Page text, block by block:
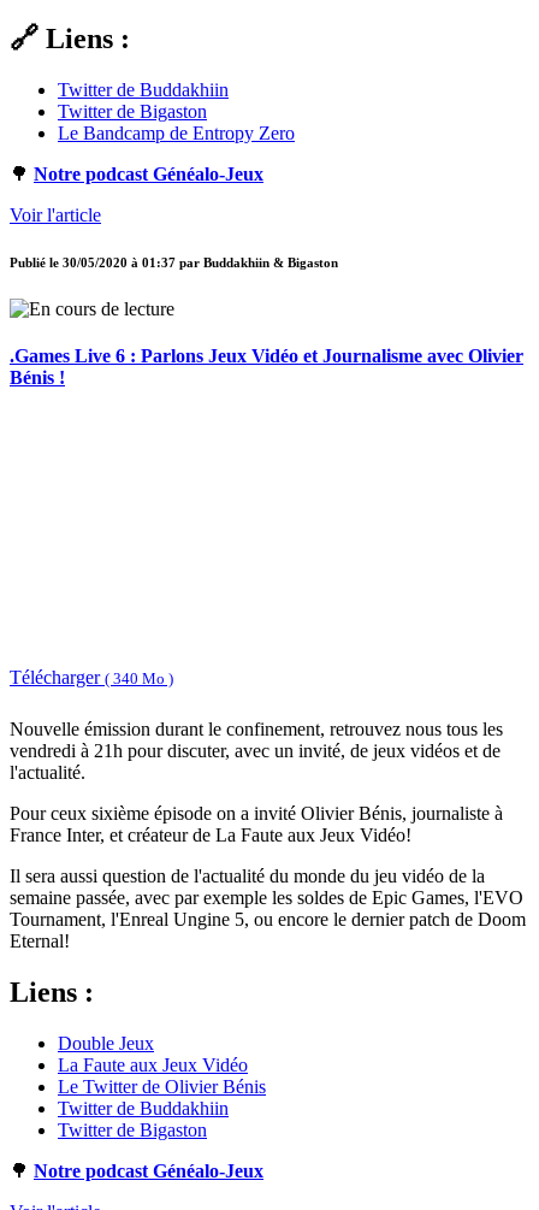
🔗 Liens :
Twitter de Buddakhiin
Twitter de Bigaston
Le Bandcamp de Entropy Zero
🌳 Notre podcast Généalo-Jeux
Voir l'article
Publié le 30/05/2020 à 01:37 par Buddakhiin & Bigaston
.Games Live 6 : Parlons Jeux Vidéo et Journalisme avec Olivier
Bénis !
Télécharger ( 340 Mo )
Nouvelle émission durant le confinement, retrouvez nous tous les
vendredi à 21h pour discuter, avec un invité, de jeux vidéos et de
l'actualité.
Pour ceux sixième épisode on a invité Olivier Bénis, journaliste à
France Inter, et créateur de La Faute aux Jeux Vidéo!
Il sera aussi question de l'actualité du monde du jeu vidéo de la
semaine passée, avec par exemple les soldes de Epic Games, l'EVO
Tournament, l'Enreal Ungine 5, ou encore le dernier patch de Doom
Eternal!
Liens :
Double Jeux
La Faute aux Jeux Vidéo
Le Twitter de Olivier Bénis
Twitter de Buddakhiin
Twitter de Bigaston
🌳 Notre podcast Généalo-Jeux